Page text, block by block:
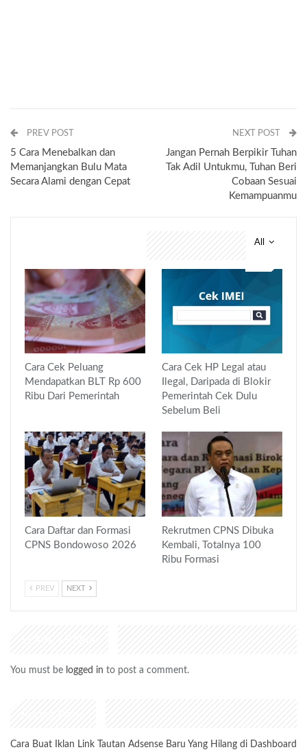
PREV POST
5 Cara Menebalkan dan
Memanjangkan Bulu Mata
Secara Alami dengan Cepat
NEXT POST
Jangan Pernah Berpikir Tuhan
Tak Adil Untukmu, Tuhan Beri
Cobaan Sesuai
Kemampuanmu
All
Cara Cek Peluang
Mendapatkan BLT Rp 600
Ribu Dari Pemerintah
Cara Cek HP Legal atau
Ilegal, Daripada di Blokir
Pemerintah Cek Dulu
Sebelum Beli
Cara Daftar dan Formasi
CPNS Bondowoso 2026
Rekrutmen CPNS Dibuka
Kembali, Totalnya 100
Ribu Formasi
PREV NEXT
LEAVE A REPLY
You must be logged in to post a comment.
Recent Posts
Cara Buat Iklan Link Tautan Adsense Baru Yang Hilang di Dashboard